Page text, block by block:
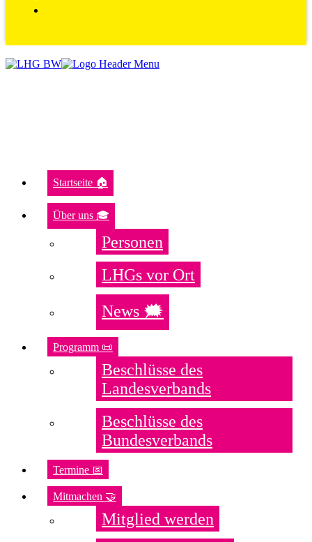
Startseite 🏠
Über uns 🎓
Personen
LHGs vor Ort
News 🗯️
Programm 📜
Beschlüsse des
Landesverbands
Beschlüsse des
Bundesverbands
Termine 📅
Mitmachen 🤝
Mitglied werden